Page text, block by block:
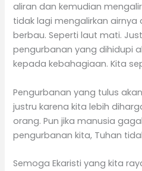
aliran dan kemudian
tidak lagi mengalirkan airnya
berbau. Seperti laut mati.
pengurbanan yang dihidupi
kepada kebahagiaan. Kita
Pengurbanan yang tulus
justru karena kita lebih
orang. Pun jika manusia
pengurbanan kita, Tuhan
Semoga Ekaristi yang kita